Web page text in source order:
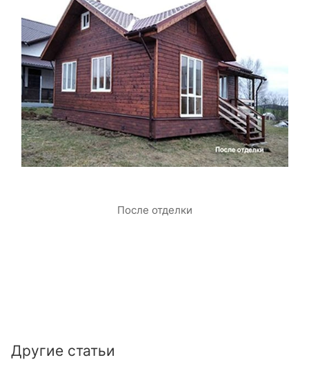
После отделки
Другие статьи